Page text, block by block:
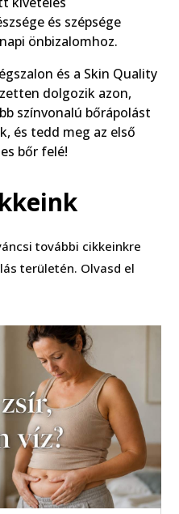
és szépsége
önbizalomhoz.
és a Skin Quality
dolgozik azon,
színvonalú bőrápolást
és tedd meg az első
bőr felé!
további cikkeinkre
területén. Olvasd el